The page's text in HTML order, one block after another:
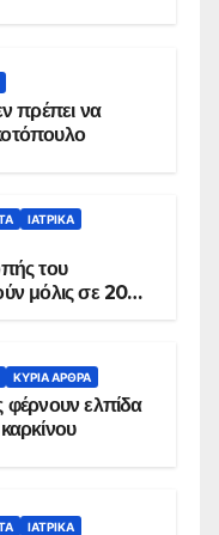
πρέπει να
ΙΑΤΡΙΚΆ
του
μόλις σε 20
ΚΥΡΙΑ ΑΡΘΡΑ
φέρνουν ελπίδα
ΙΑΤΡΙΚΆ